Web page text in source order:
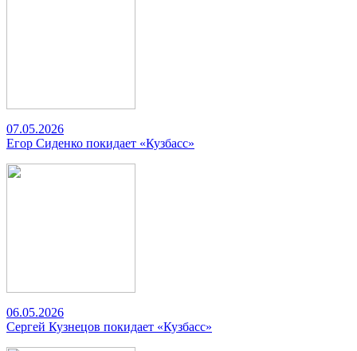
07.05.2026
Егор Сиденко покидает «Кузбасс»
06.05.2026
Сергей Кузнецов покидает «Кузбасс»